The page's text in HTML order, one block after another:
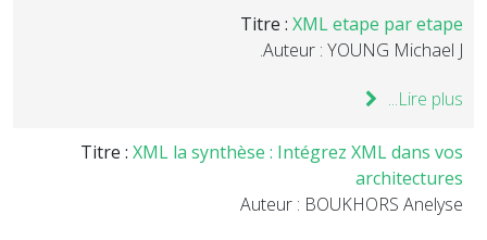
Titre : XML etape par etape
Auteur : YOUNG Michael J.
Lire plus...
Titre : XML la synthèse : Intégrez XML dans vos
architectures
Auteur : BOUKHORS Anelyse